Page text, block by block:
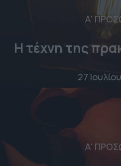
Α'
Η τέχνη της
27
Α'